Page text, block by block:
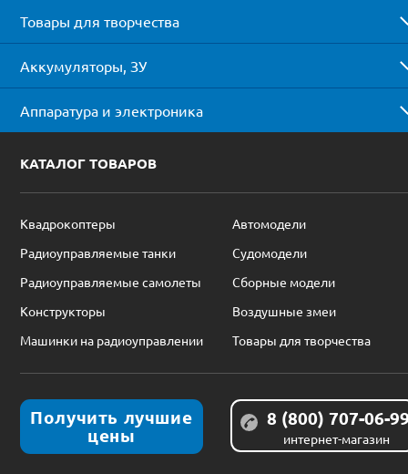
Товары для творчества
Аккумуляторы, ЗУ
Аппаратура и электроника
КАТАЛОГ ТОВАРОВ
Квадрокоптеры
Автомодели
Радиоуправляемые танки
Судомодели
Радиоуправляемые самолеты
Сборные модели
Конструкторы
Воздушные змеи
Машинки на радиоуправлении
Товары для творчества
Получить лучшие
цены
8 (800) 707-06-
интернет-магазин